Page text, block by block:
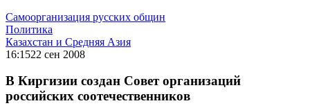
Самоорганизация русских общин
Политика
Казахстан и Средняя Азия
16:1522 сен 2008
В Киргизии создан Совет организаций
российских соотечественников